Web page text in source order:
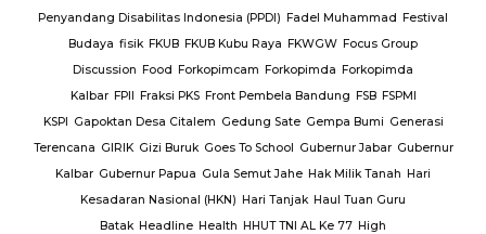
Penyandang Disabilitas Indonesia (PPDI) Fadel Muhammad Festival
Budaya fisik FKUB FKUB Kubu Raya FKWGW Focus Group
Discussion Food Forkopimcam Forkopimda Forkopimda
Kalbar FPII Fraksi PKS Front Pembela Bandung FSB FSPMI
KSPI Gapoktan Desa Citalem Gedung Sate Gempa Bumi Generasi
Terencana GIRIK Gizi Buruk Goes To School Gubernur Jabar Gubernur
Kalbar Gubernur Papua Gula Semut Jahe Hak Milik Tanah Hari
Kesadaran Nasional (HKN) Hari Tanjak Haul Tuan Guru
Batak Headline Health HHUT TNI AL Ke 77 High